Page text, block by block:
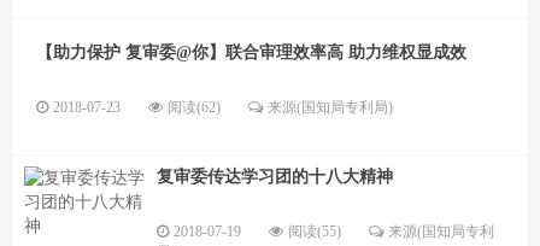
【助力保护 复审委@你】联合审理效率高 助力维权显成效
2018-07-23 阅读(62) 来源(国知局专利局)
复审委传达学习团的十八大精神
2018-07-19 阅读(55)
来源(国知局专利